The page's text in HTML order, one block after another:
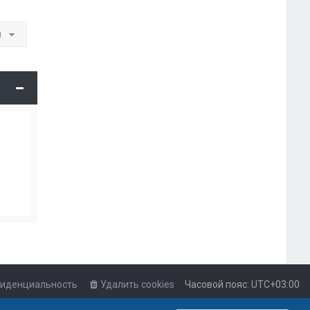
Часовой пояс: UTC+03:00
Удалить cookies